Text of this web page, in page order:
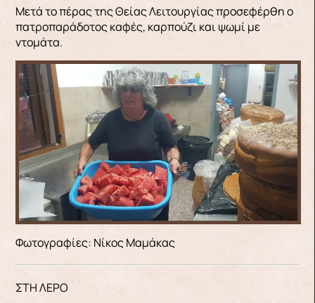
Μετά το πέρας της Θείας Λειτουργίας προσεφέρθη ο
πατροπαράδοτος καφές, καρπούζι και ψωμί με
ντομάτα.
Φωτογραφίες: Νίκος Μαμάκας
ΣΤΗ ΛΕΡΟ